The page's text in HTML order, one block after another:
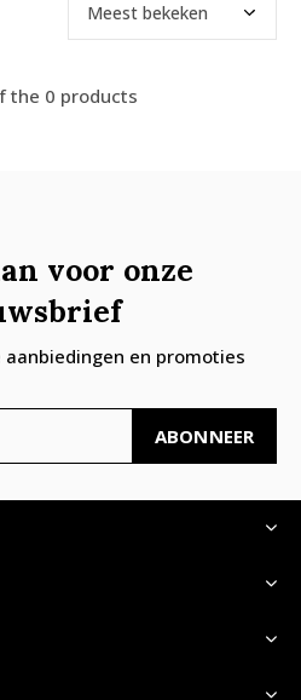
the 0 products
voor onze
en promoties
ABONNEER